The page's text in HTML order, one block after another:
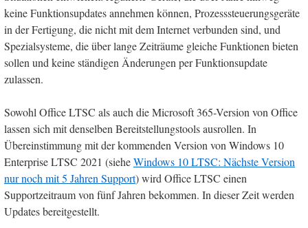
keine Funktionsupdates annehmen können, Prozesssteuerungsgeräte
in der Fertigung, die nicht mit dem Internet verbunden sind, und
Spezialsysteme, die über lange Zeiträume gleiche Funktionen bieten
sollen und keine ständigen Änderungen per Funktionsupdate
zulassen.
Sowohl Office LTSC als auch die Microsoft 365-Version von Office
lassen sich mit denselben Bereitstellungstools ausrollen. In
Übereinstimmung mit der kommenden Version von Windows 10
Enterprise LTSC 2021 (sieheWindows 10 LTSC: Nächste Version
nur noch mit 5 Jahren Support) wird Office LTSC einen
Supportzeitraum von fünf Jahren bekommen. In dieser Zeit werden
Updates bereitgestellt.